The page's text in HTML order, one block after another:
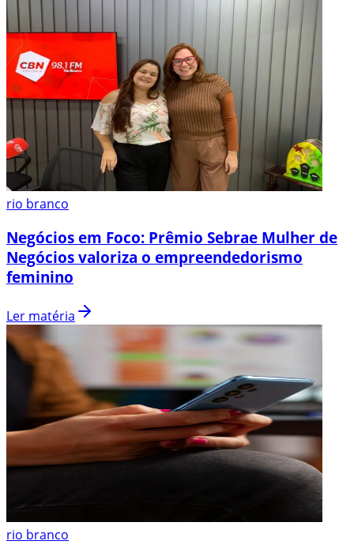
rio branco
Negócios em Foco: Prêmio Sebrae Mulher de
Negócios valoriza o empreendedorismo
feminino
Ler matéria
rio branco